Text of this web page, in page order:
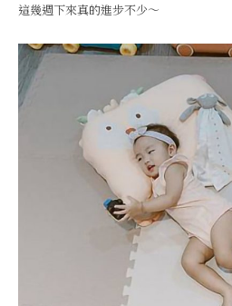
這幾週下來真的進步不少～